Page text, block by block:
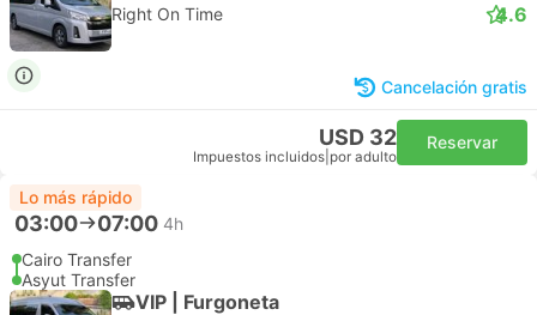
Right On Time 4.6
Cancelación gratis
USD 32
Impuestos incluidos por adulto
Reservar
Lo más rápido
03:00 07:00 4h
Cairo Transfer
Asyut Transfer
VIP | Furgoneta